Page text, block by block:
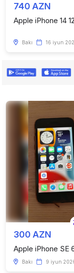
740 AZN
Apple iPhone 14
Bakı 16 iyun
300 AZN
Apple iPhone SE
Bakı 9 iyun